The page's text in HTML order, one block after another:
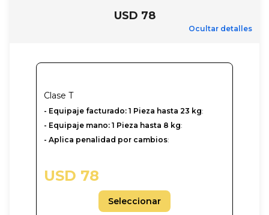
USD 78
Ocultar detalles
Clase T
- Equipaje facturado: 1 Pieza hasta 23 kg:
- Equipaje mano: 1 Pieza hasta 8 kg:
- Aplica penalidad por cambios:
USD 78
Seleccionar